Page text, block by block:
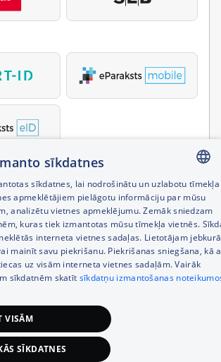
LATVIAN
RUSSIAN
ENGLISH
sīkdatnes
sīkdatnes, lai nodrošinātu un uzlabotu tīmekļa
apmeklētājiem pielāgotu informāciju par mūsu
analizētu vietnes apmeklējumu. Zemāk sniedzam
kuras tiek izmantotas mūsu tīmekļa vietnēs.
interneta vietnes sadaļas. Lietotājam
mainīt savu piekrišanu. Piekrišanas sniegšana, kā
uz visām interneta vietnes sadaļām. Vairāk
sīkdatnēm skatīt sīkdatņu izmantošanas
VISĀM
SĪKDATNES